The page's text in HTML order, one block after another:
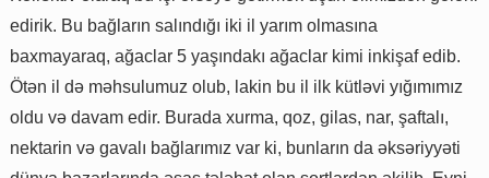
edirik. Bu bağların salındığı iki il yarım olmasına
baxmayaraq, ağaclar 5 yaşındakı ağaclar kimi inkişaf edib.
Ötən il də məhsulumuz olub, lakin bu il ilk kütləvi yığımımız
oldu və davam edir. Burada xurma, qoz, gilas, nar, şaftalı,
nektarin və gavalı bağlarımız var ki, bunların da əksəriyyəti